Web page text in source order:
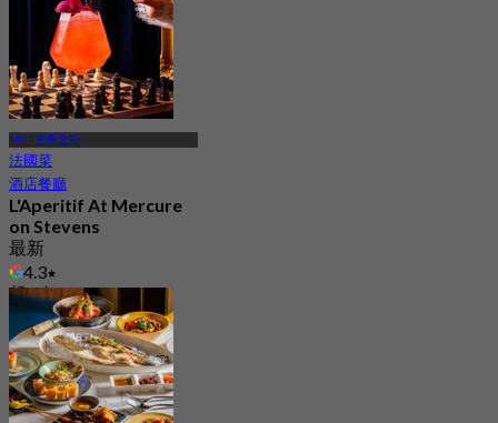
MRT 史蒂文斯
法國菜
酒店餐廳
L'Aperitif At Mercure
on Stevens
最新
4.3
起S$ 25